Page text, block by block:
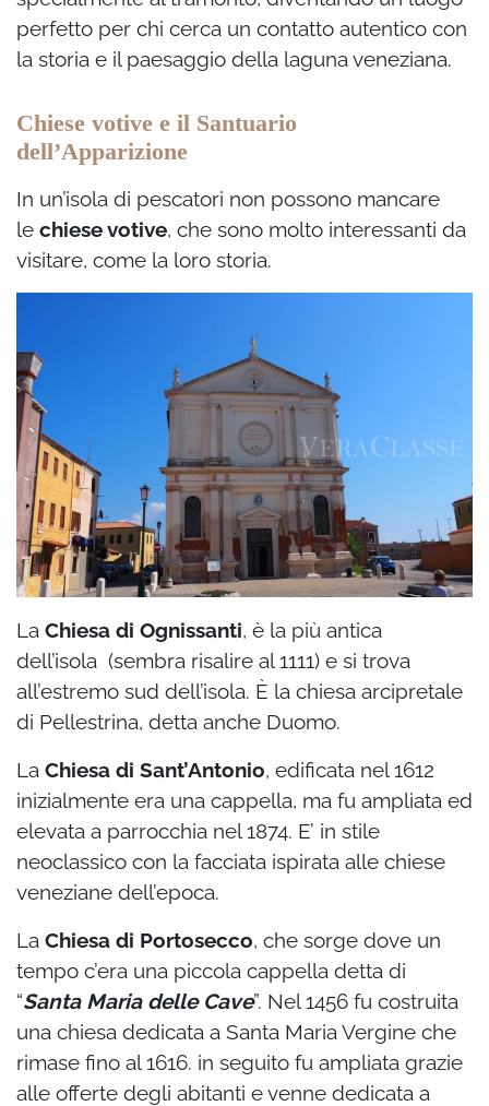
perfetto per chi cerca un contatto autentico con
la storia e il paesaggio della laguna veneziana.
Chiese votive e il Santuario
dell’Apparizione
In un’isola di pescatori non possono mancare
le chiese votive, che sono molto interessanti da
visitare, come la loro storia.
La Chiesa di Ognissanti, è la più antica
dell’isola (sembra risalire al 1111) e si trova
all’estremo sud dell’isola. È la chiesa arcipretale
di Pellestrina, detta anche Duomo.
La Chiesa di Sant’Antonio, edificata nel 1612
inizialmente era una cappella, ma fu ampliata ed
elevata a parrocchia nel 1874. E’ in stile
neoclassico con la facciata ispirata alle chiese
veneziane dell’epoca.
La Chiesa di Portosecco, che sorge dove un
tempo c’era una piccola cappella detta di
“Santa Maria delle Cave”. Nel 1456 fu costruita
una chiesa dedicata a Santa Maria Vergine che
rimase fino al 1616. in seguito fu ampliata grazie
alle offerte degli abitanti e venne dedicata a